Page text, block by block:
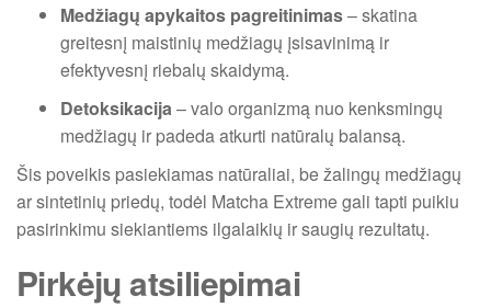
Medžiagų apykaitos pagreitinimas– skatina
greitesnį maistinių medžiagų įsisavinimą ir
efektyvesnį riebalų skaidymą.
Detoksikacija – valo organizmą nuo kenksmingų
medžiagų ir padeda atkurti natūralų balansą.
Šis poveikis pasiekiamas natūraliai, be žalingų medžiagų
ar sintetinių priedų, todėl Matcha Extreme gali tapti puikiu
pasirinkimu siekiantiems ilgalaikių ir saugių rezultatų.
Pirkėjų atsiliepimai